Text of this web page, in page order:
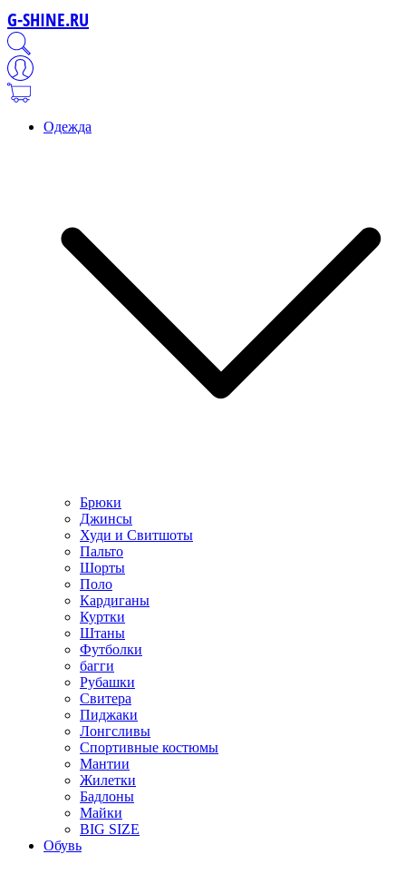
G-SHINE.RU
Одежда
Брюки
Джинсы
Худи и Свитшоты
Пальто
Шорты
Поло
Кардиганы
Куртки
Штаны
Футболки
багги
Рубашки
Свитера
Пиджаки
Лонгсливы
Спортивные костюмы
Мантии
Жилетки
Бадлоны
Майки
BIG SIZE
Обувь